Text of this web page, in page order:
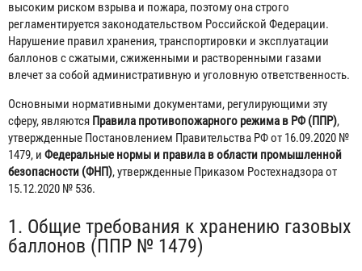
высоким риском взрыва и пожара, поэтому она строго
регламентируется законодательством Российской Федерации.
Нарушение правил хранения, транспортировки и эксплуатации
баллонов с сжатыми, сжиженными и растворенными газами
влечет за собой административную и уголовную ответственность.
Основными нормативными документами, регулирующими эту
сферу, являются Правила противопожарного режима в РФ (ППР),
утвержденные Постановлением Правительства РФ от 16.09.2020 №
1479, и Федеральные нормы и правила в области промышленной
безопасности (ФНП), утвержденные Приказом Ростехнадзора от
15.12.2020 № 536.
1. Общие требования к хранению газовых
баллонов (ППР № 1479)